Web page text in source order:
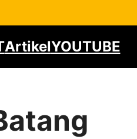
ArtikelYOUTUBE